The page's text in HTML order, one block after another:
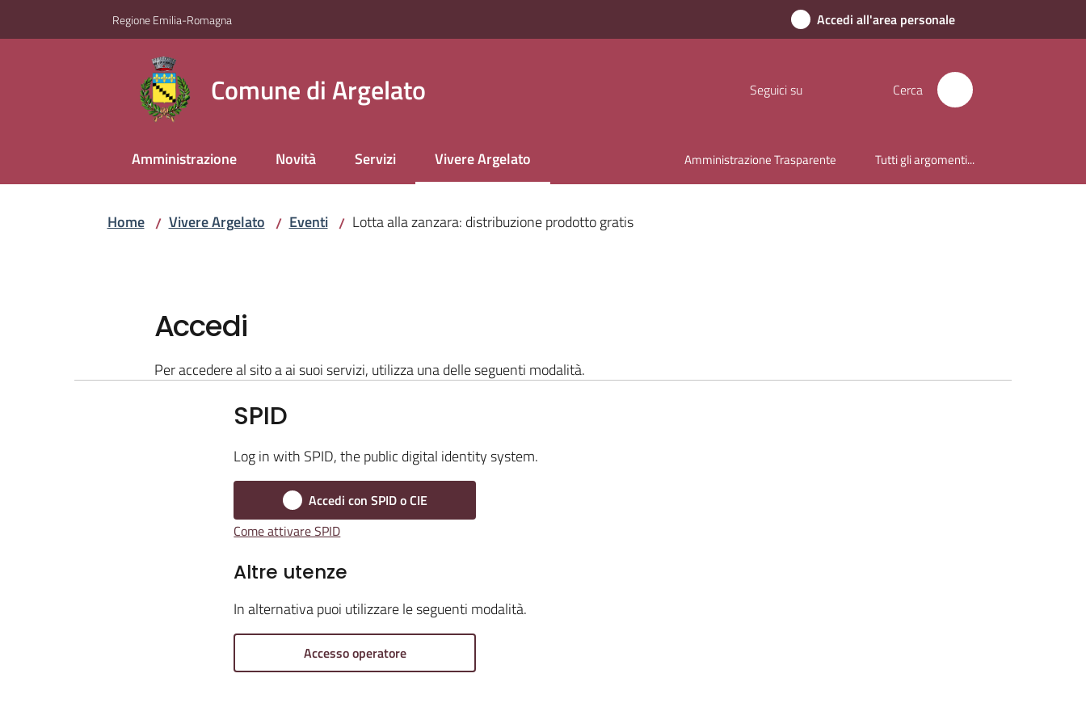
Regione Emilia-Romagna Accedi all'area personale
Comune di Argelato Seguici su Cerca
Amministrazione Novità Servizi Vivere Argelato
Menu selezionato Amministrazione Trasparente Tutti gli argomenti...
Home / Vivere Argelato / Eventi / Lotta alla zanzara: distribuzione prodotto gratis
Accedi
Per accedere al sito a ai suoi servizi, utilizza una delle seguenti modalità.
SPID
Log in with SPID, the public digital identity system.
Accedi con SPID o CIE
Come attivare SPID
Altre utenze
In alternativa puoi utilizzare le seguenti modalità.
Accesso operatore